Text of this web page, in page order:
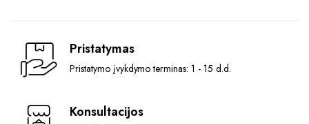
Pristatymas
Pristatymo įvykdymo terminas: 1 - 15 d.d.
Konsultacijos